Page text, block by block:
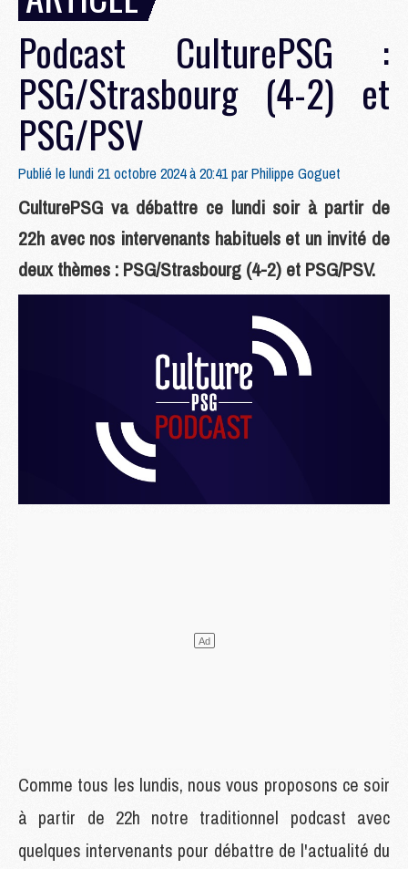
Podcast CulturePSG :
PSG/Strasbourg (4-2) et
PSG/PSV
Publié le lundi 21 octobre 2024 à 20:41 parPhilippe Goguet
CulturePSG va débattre ce lundi soir à partir de
22h avec nos intervenants habituels et un invité de
deux thèmes : PSG/Strasbourg (4-2) et PSG/PSV.
Comme tous les lundis, nous vous proposons ce soir
à partir de 22h notre traditionnel podcast avec
quelques intervenants pour débattre de l'actualité du